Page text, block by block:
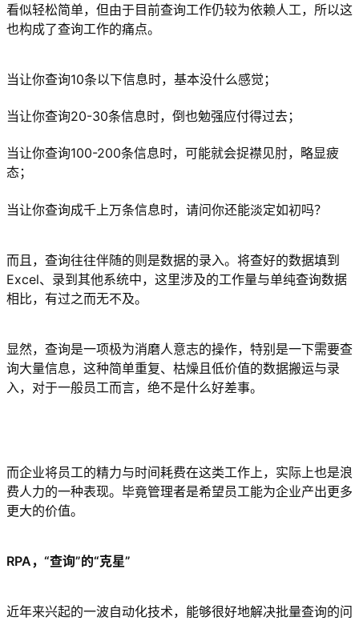
看似轻松简单，但由于目前查询工作仍较为依赖人工，所以这
也构成了查询工作的痛点。
当让你查询10条以下信息时，基本没什么感觉；
当让你查询20-30条信息时，倒也勉强应付得过去；
当让你查询100-200条信息时，可能就会捉襟见肘，略显疲
态；
当让你查询成千上万条信息时，请问你还能淡定如初吗？
而且，查询往往伴随的则是数据的录入。将查好的数据填到
Excel、录到其他系统中，这里涉及的工作量与单纯查询数据
相比，有过之而无不及。
显然，查询是一项极为消磨人意志的操作，特别是一下需要查
询大量信息，这种简单重复、枯燥且低价值的数据搬运与录
入，对于一般员工而言，绝不是什么好差事。
而企业将员工的精力与时间耗费在这类工作上，实际上也是浪
费人力的一种表现。毕竟管理者是希望员工能为企业产出更多
更大的价值。
RPA，“查询”的“克星”
近年来兴起的一波自动化技术，能够很好地解决批量查询的问